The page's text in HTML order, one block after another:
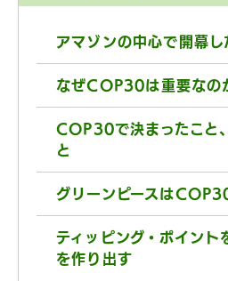
アマゾンの中心で開幕
なぜCOP30は重要なの
COP30で決まったこと
と
グリーンピースは
ティッピング・ポイント
を作り出す